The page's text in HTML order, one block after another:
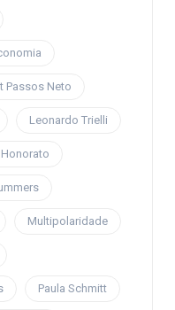
Passos Neto
Leonardo Trielli
Multipolaridade
Paula Schmitt